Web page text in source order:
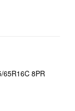
65R16C 8PR